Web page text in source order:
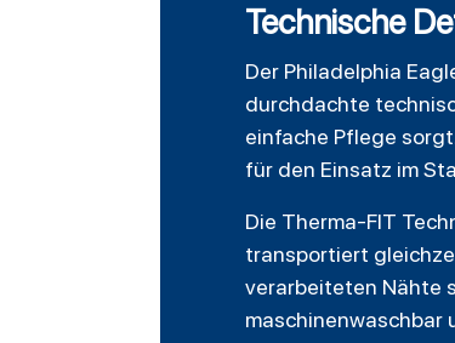
Technische
Der Philadelphia
durchdachte
einfache Pflege
für den Einsatz im
Die Therma-FIT
transportiert
verarbeiteten Nähte
maschinenwaschbar